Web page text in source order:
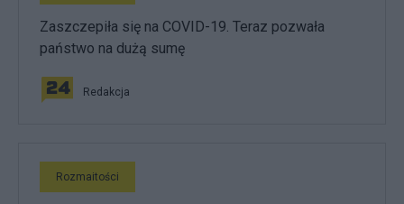
Zaszczepiła się na COVID-19. Teraz pozwała
państwo na dużą sumę
Redakcja
Rozmaitości